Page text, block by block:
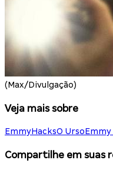
(Max/Divulgação)
Veja mais sobre
EmmyHacksO UrsoEmmy
Compartilhe em suas